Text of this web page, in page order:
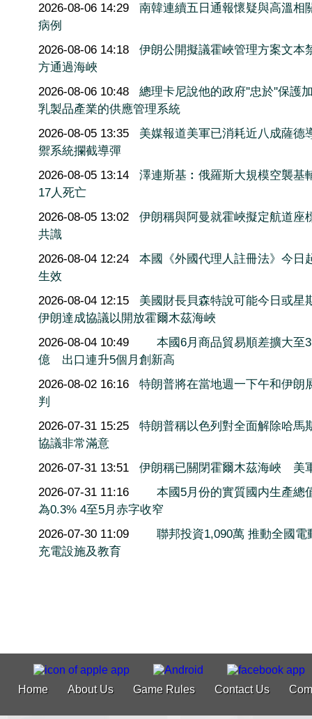
2026-08-06 14:29
南韓連續五日通報懷疑與高溫相
病例
2026-08-06 14:18
伊朗公開擬議霍峽管理方案文本
方通過海峽
2026-08-06 10:48
總理卡尼說他的政府''忠於''保護
乳製品產業的供應管理系統
2026-08-05 13:35
美媒報道美軍已消耗近八成薩德
禦系統攔截導彈
2026-08-05 13:14
澤連斯基︰俄羅斯大規模空襲基
17人死亡
2026-08-05 13:02
伊朗稱與阿曼就霍峽擬定航道座
共識
2026-08-04 12:24
本國《外國代理人註冊法》今日
生效
2026-08-04 12:15
美國財長貝森特說可能今日或星
伊朗達成協議以開放霍爾木茲海峽
2026-08-04 10:49
本國6月商品貿易順差擴大至
億 出口連升5個月創新高
2026-08-02 16:16
特朗普將在當地週一下午和伊朗
判
2026-07-31 15:25
特朗普稱以色列對全面解除哈馬
協議非常滿意
2026-07-31 13:51
伊朗稱已關閉霍爾木茲海峽 美
2026-07-31 11:16
本國5月份的實質國内生產總
為0.3% 4至5月赤字收窄
2026-07-30 11:09
聯邦投資1,090萬 推動全國電
充電設施及教育
Home About Us Game Rules Contact Us